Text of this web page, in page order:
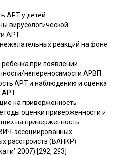
АРТ у детей
вирусологической
АРТ
реакций на фоне
при появлении
непереносимости АРВП
АРТ и наблюдению и оценка
АРТ
на приверженность
оценки приверженности и
на приверженность
ассоциированных
расстройств (ВАНКР)
2007) [292, 293]